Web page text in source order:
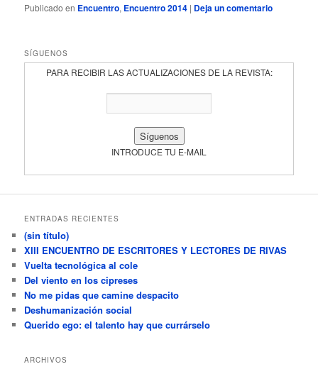
Publicado en Encuentro, Encuentro 2014 | Deja un comentario
SÍGUENOS
PARA RECIBIR LAS ACTUALIZACIONES DE LA REVISTA:
INTRODUCE TU E-MAIL
ENTRADAS RECIENTES
(sin título)
XIII ENCUENTRO DE ESCRITORES Y LECTORES DE RIVAS
Vuelta tecnológica al cole
Del viento en los cipreses
No me pidas que camine despacito
Deshumanización social
Querido ego: el talento hay que currárselo
ARCHIVOS